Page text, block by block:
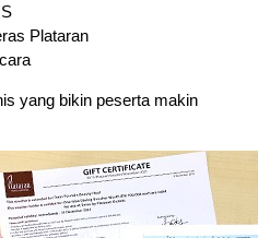
Plataran
yang bikin peserta makin